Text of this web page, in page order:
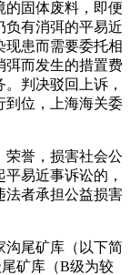
的固体废料，即便
负有消弭的平易近
现患而需要委托相
弭而发生的措置费
判决驳回上诉，
到位，上海海关委
誉，损害社会公
易近事诉讼的，
法者承担公益损害
尾矿库（以下简
矿库（B级为较